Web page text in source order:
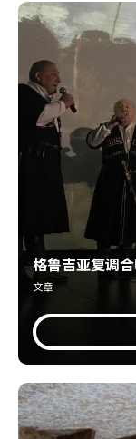
格鲁吉亚复调
文章